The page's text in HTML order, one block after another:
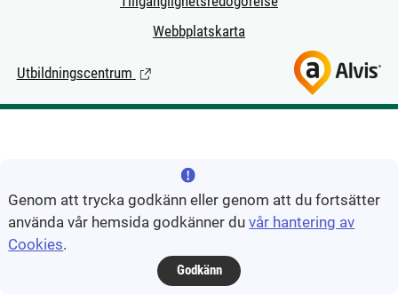
Webbplatskarta
Utbildningscentrum (Länk till extern sida.)
Genom att trycka godkänn eller genom att du fortsätter
använda vår hemsida godkänner duvår hantering av
Cookies.
Godkänn